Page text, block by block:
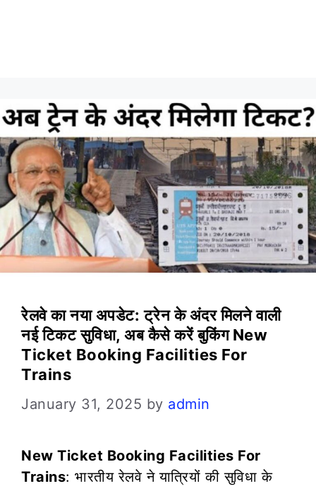
रेलवे का नया अपडेट: ट्रेन के अंदर मिलने वाली
नई टिकट सुविधा, अब कैसे करें बुकिंग New
Ticket Booking Facilities For
Trains
January 31, 2025 by admin
New Ticket Booking Facilities For
Trains: भारतीय रेलवे ने यात्रियों की सुविधा के